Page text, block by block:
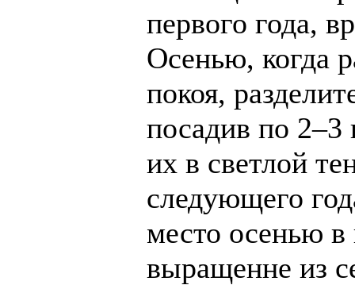
первого года,
Осенью, когда
покоя,
посадив по
их в светлой
следующего
место осенью в
выращенне из